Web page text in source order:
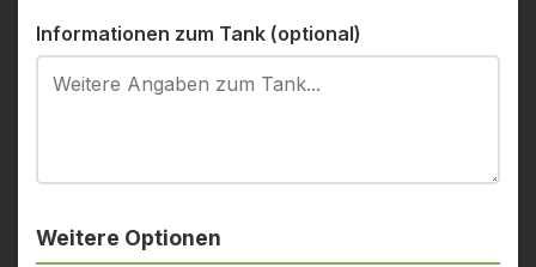
Informationen zum Tank (optional)
Weitere Optionen